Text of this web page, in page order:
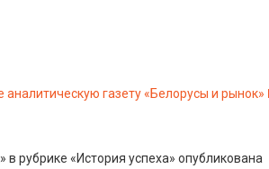
рубрике «История успеха» опубликована